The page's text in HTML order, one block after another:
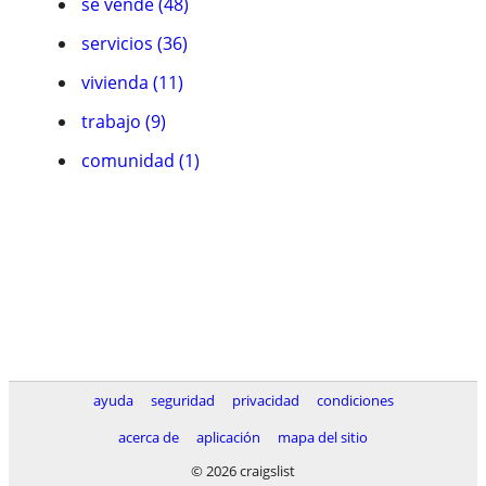
servicios (36)
vivienda (11)
trabajo (9)
comunidad (1)
ayuda seguridad privacidad
condiciones
acerca de
aplicación
mapa del sitio
© 2026 craigslist